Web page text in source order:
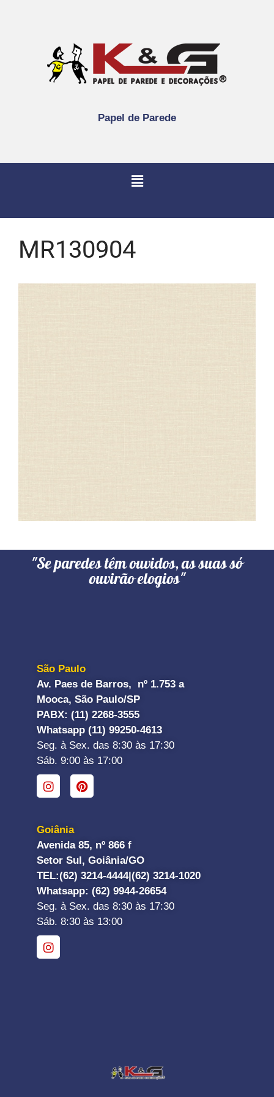
Papel de Parede
MR130904
"Se paredes têm ouvidos, as suas só
ouvirão elogios"
São Paulo
Av. Paes de Barros, nº 1.753 a
Mooca, São Paulo/SP
PABX: (11) 2268-3555
Whatsapp (11) 99250-4613
Seg. à Sex. das 8:30 às 17:30
Sáb. 9:00 às 17:00
Goiânia
Avenida 85, nº 866 f
Setor Sul, Goiânia/GO
TEL:(62) 3214-4444|(62) 3214-1020
Whatsapp: (62) 9944-26654
Seg. à Sex. das 8:30 às 17:30
Sáb. 8:30 às 13:00